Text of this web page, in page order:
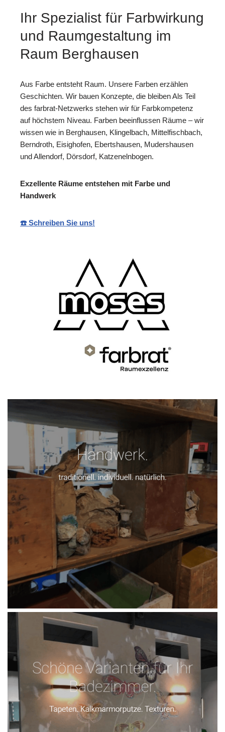
Ihr Spezialist für Farbwirkung
und Raumgestaltung im
Raum Berghausen
Aus Farbe entsteht Raum. Unsere Farben erzählen
Geschichten. Wir bauen Konzepte, die bleiben Als Teil
des farbrat-Netzwerks stehen wir für Farbkompetenz
auf höchstem Niveau. Farben beeinflussen Räume – wir
wissen wie in Berghausen, Klingelbach, Mittelfischbach,
Berndroth, Eisighofen, Ebertshausen, Mudershausen
und Allendorf, Dörsdorf, Katzenelnbogen.
Exzellente Räume entstehen mit Farbe und
Handwerk
☎️ Schreiben Sie uns!